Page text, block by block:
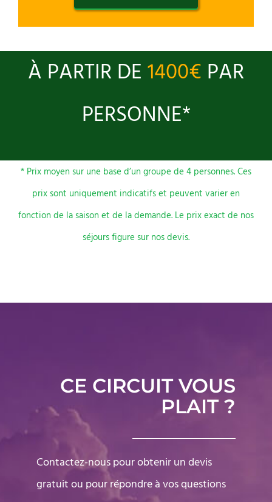
À PARTIR DE 1400€ PAR
PERSONNE*
* Prix moyen sur une base d’un groupe de 4 personnes. Ces
prix sont uniquement indicatifs et peuvent varier en
fonction de la saison et de la demande. Le prix exact de nos
séjours figure sur nos devis.
CE CIRCUIT VOUS
PLAIT ?
Contactez-nous pour obtenir un devis
gratuit ou pour répondre à vos questions